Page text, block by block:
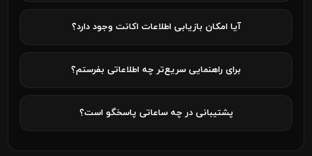
آیا امکان بازیابی اطلاعات اکانت وجود دارد؟
برای راهنمایی سریع‌تر چه اطلاعاتی بفرستم؟
پشتیبانی در چه ساعاتی پاسخگو است؟